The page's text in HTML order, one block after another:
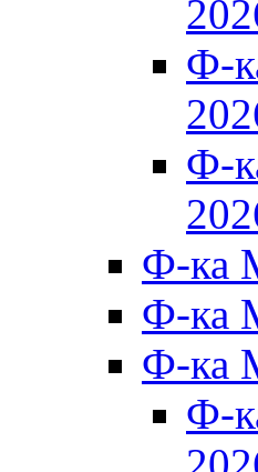
Ф-
Ф-
Ф-ка
Ф-ка
Ф-ка
Ф-